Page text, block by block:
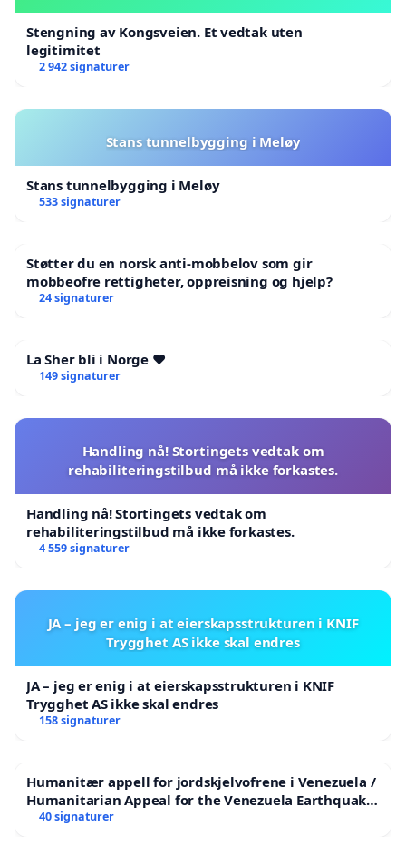
Stengning av Kongsveien. Et vedtak uten
legitimitet
2 942 signaturer
Stans tunnelbygging i Meløy
Stans tunnelbygging i Meløy
533 signaturer
Støtter du en norsk anti-mobbelov som gir
mobbeofre rettigheter, oppreisning og hjelp?
24 signaturer
La Sher bli i Norge ❤️
149 signaturer
Handling nå! Stortingets vedtak om
rehabiliteringstilbud må ikke forkastes.
Handling nå! Stortingets vedtak om
rehabiliteringstilbud må ikke forkastes.
4 559 signaturer
JA – jeg er enig i at eierskapsstrukturen i KNIF
Trygghet AS ikke skal endres
JA – jeg er enig i at eierskapsstrukturen i KNIF
Trygghet AS ikke skal endres
158 signaturer
Humanitær appell for jordskjelvofrene i Venezuela /
Humanitarian Appeal for the Venezuela Earthquake
Victims
40 signaturer